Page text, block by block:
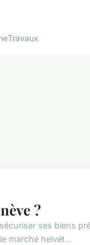
Travaux
?
ses biens
marché helvét...